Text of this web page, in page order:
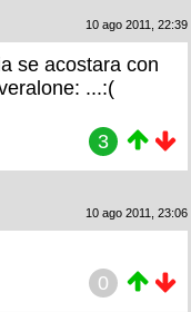
10 ago 2011, 22:39
se acostara con
...:(
3
10 ago 2011, 23:06
0